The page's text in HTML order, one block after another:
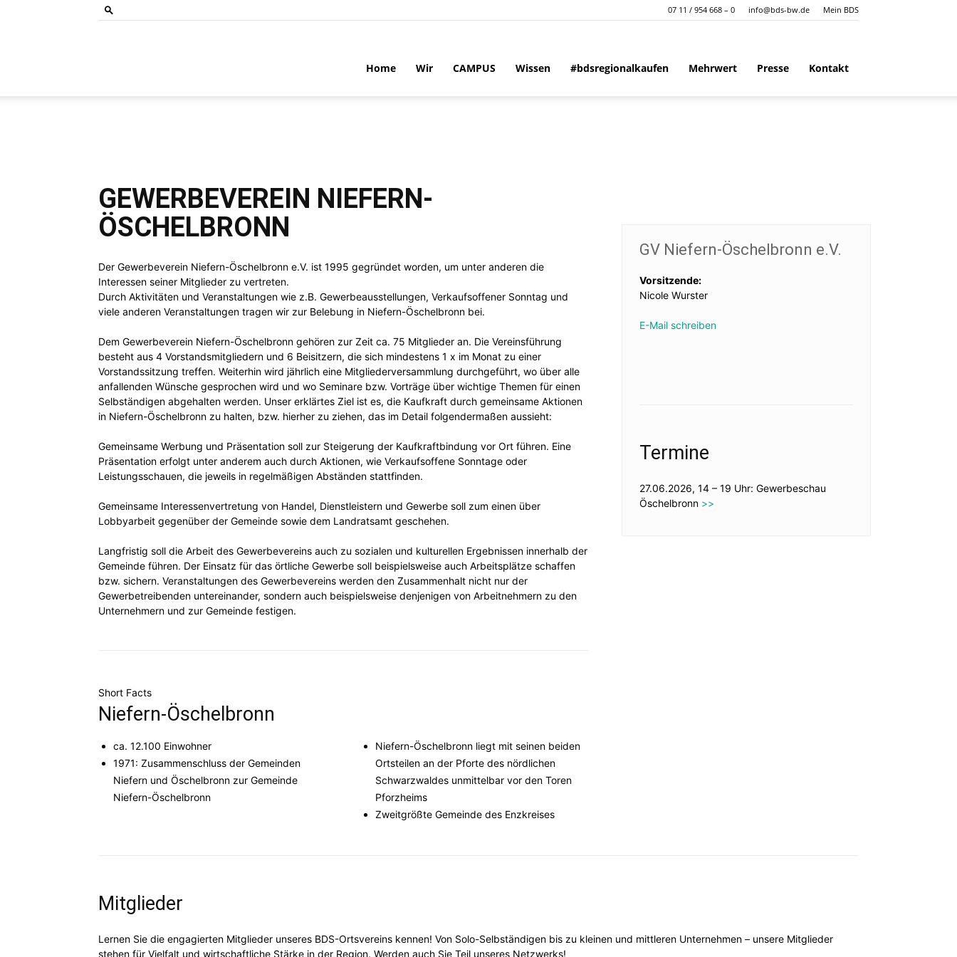
07 11 / 954 668 – 0 info@bds-bw.de Mein BDS
Selbständigen
Baden-
Württemberg
Home Wir CAMPUS Wissen #bdsregionalkaufen Mehrwert Presse Kontakt
GEWERBEVEREIN NIEFERN-
ÖSCHELBRONN
Der Gewerbeverein Niefern-Öschelbronn e.V. ist 1995 gegründet worden, um unter anderen die
Interessen seiner Mitglieder zu vertreten.
Durch Aktivitäten und Veranstaltungen wie z.B. Gewerbeausstellungen, Verkaufsoffener Sonntag und
viele anderen Veranstaltungen tragen wir zur Belebung in Niefern-Öschelbronn bei.
Dem Gewerbeverein Niefern-Öschelbronn gehören zur Zeit ca. 75 Mitglieder an. Die Vereinsführung
besteht aus 4 Vorstandsmitgliedern und 6 Beisitzern, die sich mindestens 1 x im Monat zu einer
Vorstandssitzung treffen. Weiterhin wird jährlich eine Mitgliederversammlung durchgeführt, wo über alle
anfallenden Wünsche gesprochen wird und wo Seminare bzw. Vorträge über wichtige Themen für einen
Selbständigen abgehalten werden. Unser erklärtes Ziel ist es, die Kaufkraft durch gemeinsame Aktionen
in Niefern-Öschelbronn zu halten, bzw. hierher zu ziehen, das im Detail folgendermaßen aussieht:
Gemeinsame Werbung und Präsentation soll zur Steigerung der Kaufkraftbindung vor Ort führen. Eine
Präsentation erfolgt unter anderem auch durch Aktionen, wie Verkaufsoffene Sonntage oder
Leistungsschauen, die jeweils in regelmäßigen Abständen stattfinden.
Gemeinsame Interessenvertretung von Handel, Dienstleistern und Gewerbe soll zum einen über
Lobbyarbeit gegenüber der Gemeinde sowie dem Landratsamt geschehen.
Langfristig soll die Arbeit des Gewerbevereins auch zu sozialen und kulturellen Ergebnissen innerhalb der
Gemeinde führen. Der Einsatz für das örtliche Gewerbe soll beispielsweise auch Arbeitsplätze schaffen
bzw. sichern. Veranstaltungen des Gewerbevereins werden den Zusammenhalt nicht nur der
Gewerbetreibenden untereinander, sondern auch beispielsweise denjenigen von Arbeitnehmern zu den
Unternehmern und zur Gemeinde festigen.
Short Facts
Niefern-Öschelbronn
ca. 12.100 Einwohner
1971: Zusammenschluss der Gemeinden
Niefern und Öschelbronn zur Gemeinde
Niefern-Öschelbronn
Niefern-Öschelbronn liegt mit seinen beiden
Ortsteilen an der Pforte des nördlichen
Schwarzwaldes unmittelbar vor den Toren
Pforzheims
Zweitgrößte Gemeinde des Enzkreises
GV Niefern-Öschelbronn e.V.
Vorsitzende:
Nicole Wurster
E-Mail schreiben
Termine
27.06.2026, 14 – 19 Uhr: Gewerbeschau
Öschelbronn >>
Mitglieder
Lernen Sie die engagierten Mitglieder unseres BDS-Ortsvereins kennen! Von Solo-Selbständigen bis zu kleinen und mittleren Unternehmen – unsere Mitglieder
stehen für Vielfalt und wirtschaftliche Stärke in der Region. Werden auch Sie Teil unseres Netzwerks!